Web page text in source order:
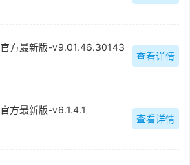
方最新版-v9.01.46.30143
查看详情
方最新版-v6.1.4.1
查看详情